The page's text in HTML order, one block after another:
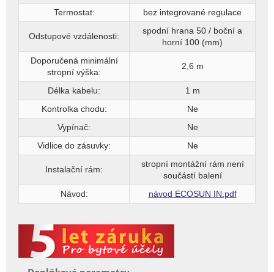
Termostat:
bez integrované regulace
Odstupové vzdálenosti:
spodní hrana 50 / boční a
horní 100 (mm)
Doporučená minimální
stropní výška:
2,6 m
Délka kabelu:
1 m
Kontrolka chodu:
Ne
Vypínač:
Ne
Vidlice do zásuvky:
Ne
Instalační rám:
stropní montážní rám není
součástí balení
Návod:
návod ECOSUN IN.pdf